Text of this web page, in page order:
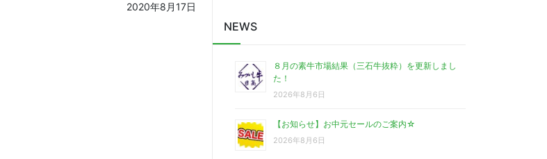
2020年8月17日
NEWS
８月の素牛市場結果（三石牛抜粋）を更新しまし
た！
2026年8月6日
【お知らせ】お中元セールのご案内☆
2026年8月6日